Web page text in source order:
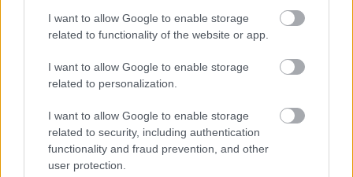
I want to allow Google to enable storage
related to functionality of the website or app.
I want to allow Google to enable storage
related to personalization.
I want to allow Google to enable storage
related to security, including authentication
functionality and fraud prevention, and other
user protection.